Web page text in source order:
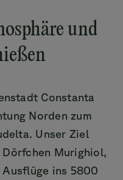
und
Constanta
Norden zum
Unser Ziel
Murighiol,
ins 5800